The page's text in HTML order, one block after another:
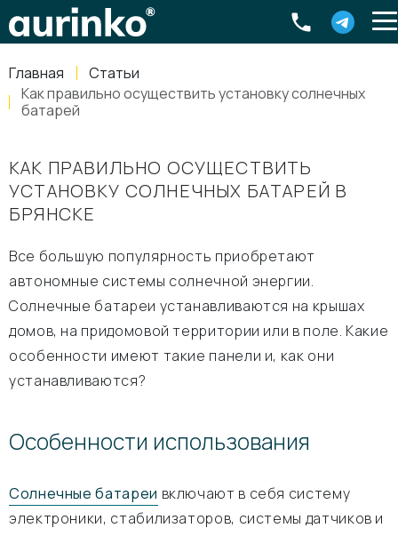
Главная
Статьи
Как правильно осуществить установку солнечных
батарей
КАК ПРАВИЛЬНО ОСУЩЕСТВИТЬ
УСТАНОВКУ СОЛНЕЧНЫХ БАТАРЕЙ В
БРЯНСКЕ
Все большую популярность приобретают
автономные системы солнечной энергии.
Солнечные батареи устанавливаются на крышах
домов, на придомовой территории или в поле. Какие
особенности имеют такие панели и, как они
устанавливаются?
Особенности использования
Солнечные батареи включают в себя систему
электроники, стабилизаторов, системы датчиков и
Россия, Свердловская область Екатеринбург ,
8-800-770-79-40